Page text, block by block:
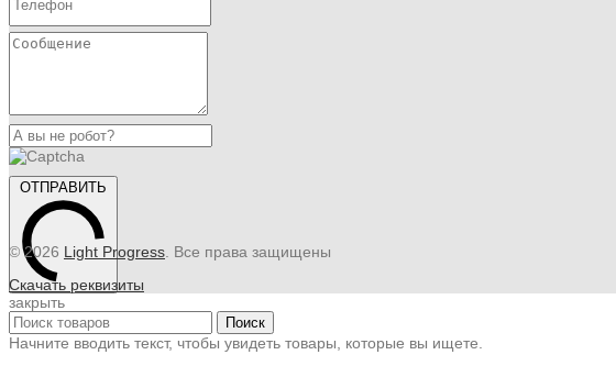
ОТПРАВИТЬ
© 2026 Light Progress . Все права защищены
Скачать реквизиты
закрыть
Поиск
Начните вводить текст, чтобы увидеть товары, которые вы ищете.